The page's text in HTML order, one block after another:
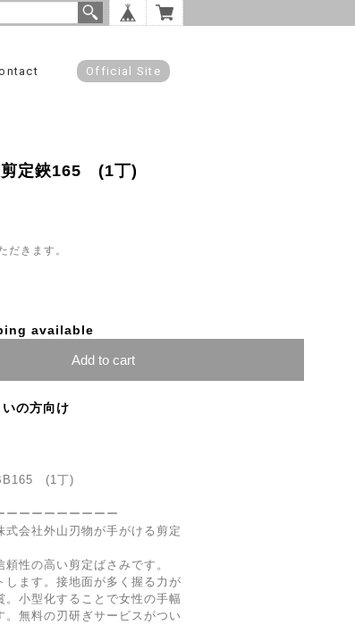
Official Site
定鋏165 (1丁)
きます。
available
Add to cart
の方向け
(1丁)
ーーーーーーーーー
会社外山刃物が手がける剪定
性の高い剪定ばさみです。
ます。接地面が多く握る力が
。小型化することで女性の手幅
無料の刃研ぎサービスがつい